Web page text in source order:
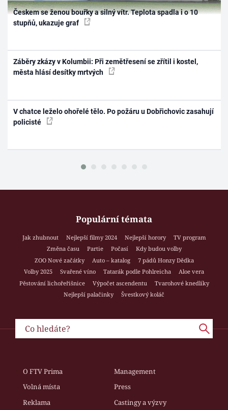
Českem se ženou bouřky a silný vítr. Teplota spadla i o 10
stupňů, ukazuje graf
Záběry zkázy v Kolumbii: Při zemětřesení se zřítil i kostel,
města hlásí desítky mrtvých
V chatce leželo ohořelé tělo. Po požáru u Dobřichovic zasahují
policisté
Populární témata
Jak zhubnout Nejlepší filmy 2024 Nejlepší horory
TV program
Změna času
Partie Počasí
Kdy budou volby
ZOO Nové začátky
Auto – katalog
7 pádů Honzy Dědka
Volby 2025
Svařené víno Tatarák podle Pohlreicha
Aloe vera
Pěstování lichořeřišnice
Výpočet ascendentu
Tvarohové knedlíky
Nejlepší palačinky
Švestkový koláč
O FTV Prima
Management
Volná místa
Press
Reklama
Castingy a výzvy